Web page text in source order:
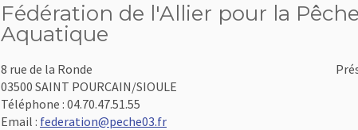
Fédération de l'Allier pour la
Aquatique
8 rue de la Ronde
03500 SAINT POURCAIN/SIOULE
Téléphone : 04.70.47.51.55
Email : federation@peche03.fr